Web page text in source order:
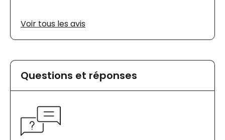
Voir tous les avis
Questions et réponses